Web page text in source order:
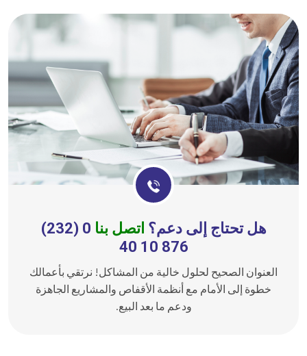
هل تحتاج إلى دعم؟ اتصل بنا
0 (232)
876 10 40
العنوان الصحيح لحلول خالية من المشاكل! نرتقي بأعمالك
خطوة إلى الأمام مع أنظمة الأقفاص والمشاريع الجاهزة
ودعم ما بعد البيع.